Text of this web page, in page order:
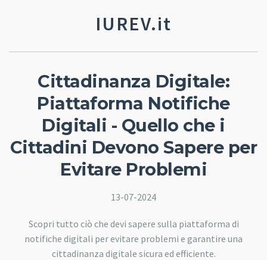
IUREV.it
Cittadinanza Digitale:
Piattaforma Notifiche
Digitali - Quello che i
Cittadini Devono Sapere per
Evitare Problemi
13-07-2024
Scopri tutto ciò che devi sapere sulla piattaforma di
notifiche digitali per evitare problemi e garantire una
cittadinanza digitale sicura ed efficiente.